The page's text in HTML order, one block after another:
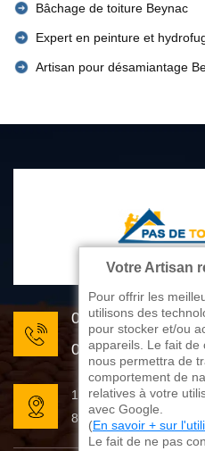
Bâchage de toiture Beynac
Expert en peinture et
Artisan pour désamiantage
05 33 06 22 81
07 80 33 28 62
176 avenue de
87270 Couzeix
Votre Artisan
Pour offrir les
utilisons des
pour stocker et/ou
appareils. Le fait de
nous permettra de
comportement de
relatives à votre
avec Google.
(En savoir + sur
Le fait de ne pas